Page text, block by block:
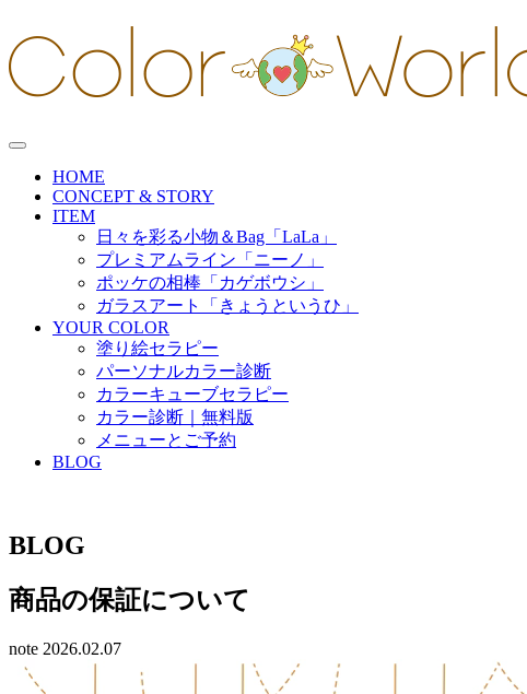
HOME
CONCEPT & STORY
ITEM
日々を彩る小物＆Bag「LaLa」
プレミアムライン「ニーノ」
ポッケの相棒「カゲボウシ」
ガラスアート「きょうというひ」
YOUR COLOR
塗り絵セラピー
パーソナルカラー診断
カラーキューブセラピー
カラー診断｜無料版
メニューとご予約
BLOG
BLOG
商品の保証について
note 2026.02.07